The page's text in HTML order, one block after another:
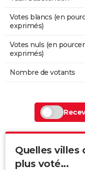
Votes blancs (en
exprimés)
Votes nuls (en
exprimés)
Nombre de votants
Quelles villes
plus voté...